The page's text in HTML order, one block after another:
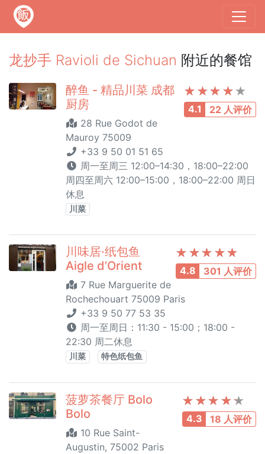
龙抄手 Ravioli de Sichuan 附近的餐馆
4.1 22 人评价
醉鱼 - 精品川菜 成都
厨房
28 Rue Godot de
Mauroy 75009
+33 9 50 01 51 65
周一至周三 12:00–14:30，18:00–22:00
周四至周六 12:00–15:00，18:00–22:00 周日
休息
川菜
4.8 301 人评价
川味居·纸包鱼
Aigle d’Orient
7 Rue Marguerite de
Rochechouart 75009 Paris
+33 9 50 77 53 35
周一至周日：11:30 - 15:00；18:00 -
22:30 周二休息
川菜 特色纸包鱼
4.3 18 人评价
菠萝茶餐厅 Bolo
Bolo
10 Rue Saint-
Augustin, 75002 Paris